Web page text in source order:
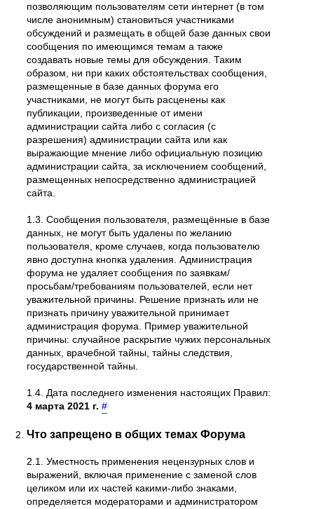
позволяющим пользователям сети интернет (в том
числе анонимным) становиться участниками
обсуждений и размещать в общей базе данных свои
сообщения по имеющимся темам а также
создавать новые темы для обсуждения. Таким
образом, ни при каких обстоятельствах сообщения,
размещенные в базе данных форума его
участниками, не могут быть расценены как
публикации, произведенные от имени
администрации сайта либо с согласия (с
разрешения) администрации сайта или как
выражающие мнение либо официальную позицию
администрации сайта, за исключением сообщений,
размещенных непосредственно администрацией
сайта.
1.3. Сообщения пользователя, размещённые в базе
данных, не могут быть удалены по желанию
пользователя, кроме случаев, когда пользователю
явно доступна кнопка удаления. Администрация
форума не удаляет сообщения по заявкам/
просьбам/требованиям пользователей, если нет
уважительной причины. Решение признать или не
признать причину уважительной принимает
администрация форума. Пример уважительной
причины: случайное раскрытие чужих персональных
данных, врачебной тайны, тайны следствия,
государственной тайны.
1.4. Дата последнего изменения настоящих Правил:
4 марта 2021 г. #
Что запрещено в общих темах Форума
2.1. Уместность применения нецензурных слов и
выражений, включая применение с заменой слов
целиком или их частей какими-либо знаками,
определяется модераторами и администратором